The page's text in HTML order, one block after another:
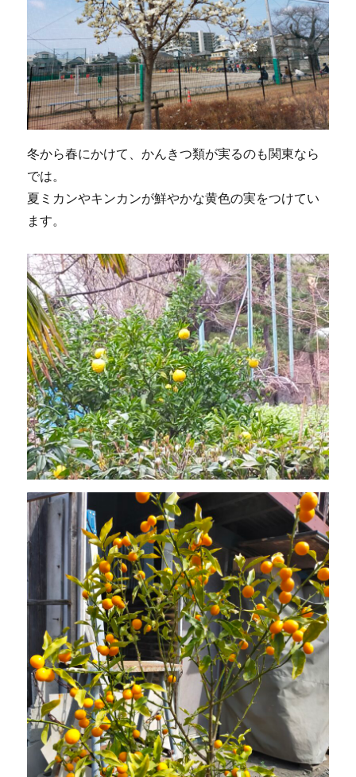
冬から春にかけて、かんきつ類が実るのも関東なら
では。
夏ミカンやキンカンが鮮やかな黄色の実をつけてい
ます。